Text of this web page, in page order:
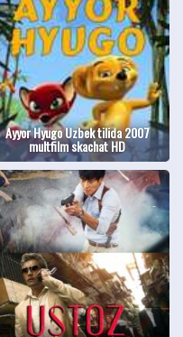
Ayyor Hyugo Uzbek tilida 2007
multfilm skachat HD